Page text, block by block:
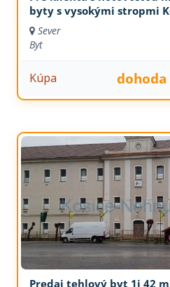
byty s vysokými stropmi
Sever
Byt
Kúpa dohoda
Predaj tehlový byt 1i 42